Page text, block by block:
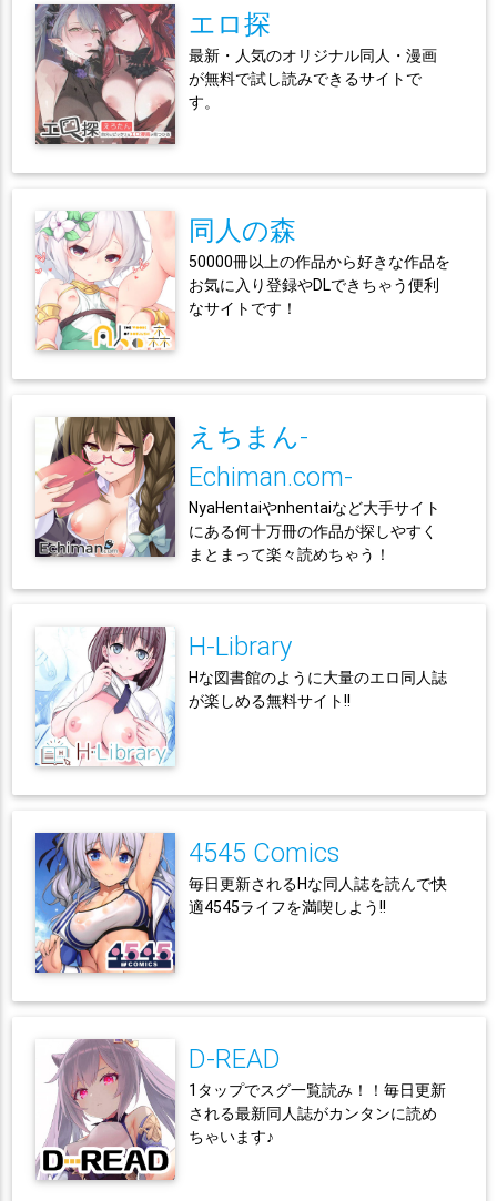
エロ探
最新・人気のオリジナル同人・漫画
が無料で試し読みできるサイトで
す。
同人の森
50000冊以上の作品から好きな作品を
お気に入り登録やDLできちゃう便利
なサイトです！
えちまん-
Echiman.com-
NyaHentaiやnhentaiなど大手サイト
にある何十万冊の作品が探しやすく
まとまって楽々読めちゃう！
H-Library
Hな図書館のように大量のエロ同人誌
が楽しめる無料サイト!!
4545 Comics
毎日更新されるHな同人誌を読んで快
適4545ライフを満喫しよう!!
D-READ
1タップでスグ一覧読み！！毎日更新
される最新同人誌がカンタンに読め
ちゃいます♪